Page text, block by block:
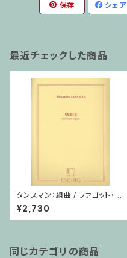
保存 シェア
最近チェックした商品
タンスマン：組曲 / ファゴット・ピ
アノ
¥2,730
同じカテゴリの商品